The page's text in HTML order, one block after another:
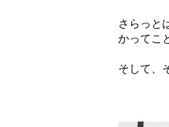
さらっと
かってこ
そして、